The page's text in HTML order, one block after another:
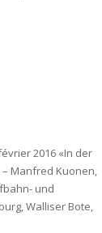
2016 «In der
Manfred Kuonen,
und
Walliser Bote,